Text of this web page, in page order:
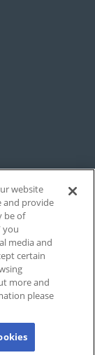
website
and provide
be of
you
media and
certain
more and
please